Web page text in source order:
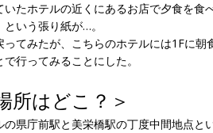
いたホテルの近くにあるお店で夕食を
いう張り紙が…。
ってみたが、こちらのホテルには1Fに
行ってみることにした。
所はどこ？＞
県庁前駅と美栄橋駅の丁度中間地点と